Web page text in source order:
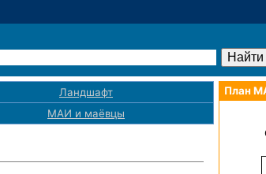
Ландшафт
МАИ и маёвцы
План